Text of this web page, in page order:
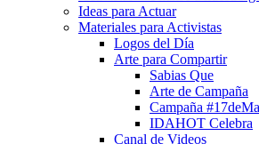
Ideas para Actuar
Materiales para Activistas
Logos del Día
Arte para Compartir
Sabias Que
Arte de Campaña
Campaña
IDAHOT Celebra
Canal de Videos